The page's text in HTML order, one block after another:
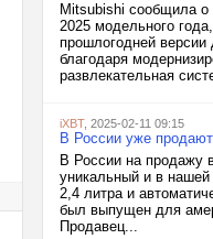
Mitsubishi сообщила о
2025 модельного
прошлогодней
благодаря
развлекательная
iXBT, 2025-02-11 09:15
В России уже
В России на продажу
уникальный и в
2,4 литра и
был выпущен для
Продавец...